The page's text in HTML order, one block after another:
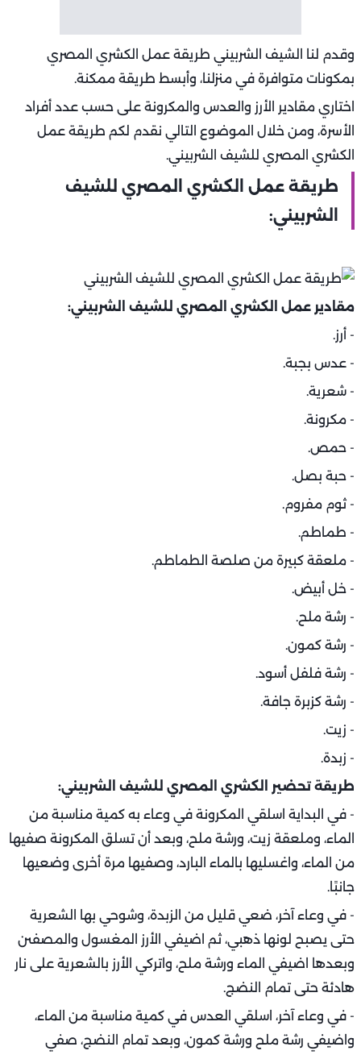
وقدم لنا الشيف الشربيني طريقة عمل الكشري المصري
بمكونات متوافرة في منزلنا، وأبسط طريقة ممكنة.
اختاري مقادير الأرز والعدس والمكرونة على حسب عدد أفراد
الأسرة، ومن خلال الموضوع التالي نقدم لكم طريقة عمل
الكشري المصري للشيف الشربيني.
طريقة عمل الكشري المصري للشيف
الشربيني:
مقادير عمل الكشري المصري للشيف الشربيني:
- أرز.
- عدس بجبة.
- شعرية.
- مكرونة.
- حمص.
- حبة بصل.
- ثوم مفروم.
- طماطم.
- ملعقة كبيرة من صلصة الطماطم.
- خل أبيض.
- رشة ملح.
- رشة كمون.
- رشة فلفل أسود.
- رشة كزبرة جافة.
- زيت.
- زبدة.
طريقة تحضير الكشري المصري للشيف الشربيني:
- في البداية اسلقي المكرونة في وعاء به كمية مناسبة من
الماء، وملعقة زيت، ورشة ملح، وبعد أن تسلق المكرونة صفيها
من الماء، واغسليها بالماء البارد، وصفيها مرة أخرى وضعيها
جانبًا.
- في وعاء آخر، ضعي قليل من الزبدة، وشوحي بها الشعرية
حتى يصبح لونها ذهبي، ثم اضيفي الأرز المغسول والمصفىن
وبعدها اضيفي الماء ورشة ملح، واتركي الأرز بالشعرية على نار
هادئة حتى تمام النضج.
- في وعاء آخر، اسلقي العدس في كمية مناسبة من الماء،
واضيفي رشة ملح ورشة كمون، وبعد تمام النضج، صفي